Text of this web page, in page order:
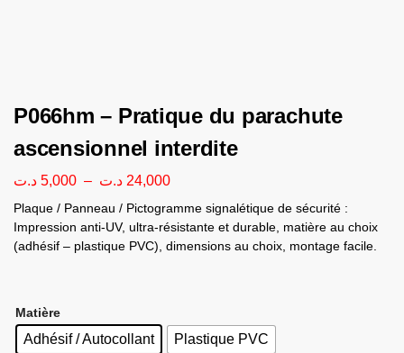
P066hm – Pratique du parachute
ascensionnel interdite
5,000 د.ت – 24,000 د.ت
Plaque / Panneau / Pictogramme signalétique de sécurité :
Impression anti-UV, ultra-résistante et durable, matière au choix
(adhésif – plastique PVC), dimensions au choix, montage facile.
Matière
Adhésif / Autocollant Plastique PVC